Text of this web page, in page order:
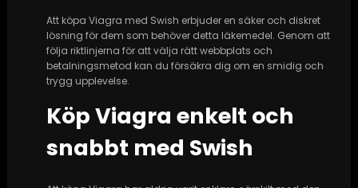
Att köpa Viagra med Swish erbjuder en säker och diskret
lösning för dem som behöver detta läkemedel. Genom att
följa riktlinjerna för att välja rätt webbplats och
betalningsmetod kan du försäkra dig om en smidig och
trygg upplevelse.
Köp Viagra enkelt och
snabbt med Swish